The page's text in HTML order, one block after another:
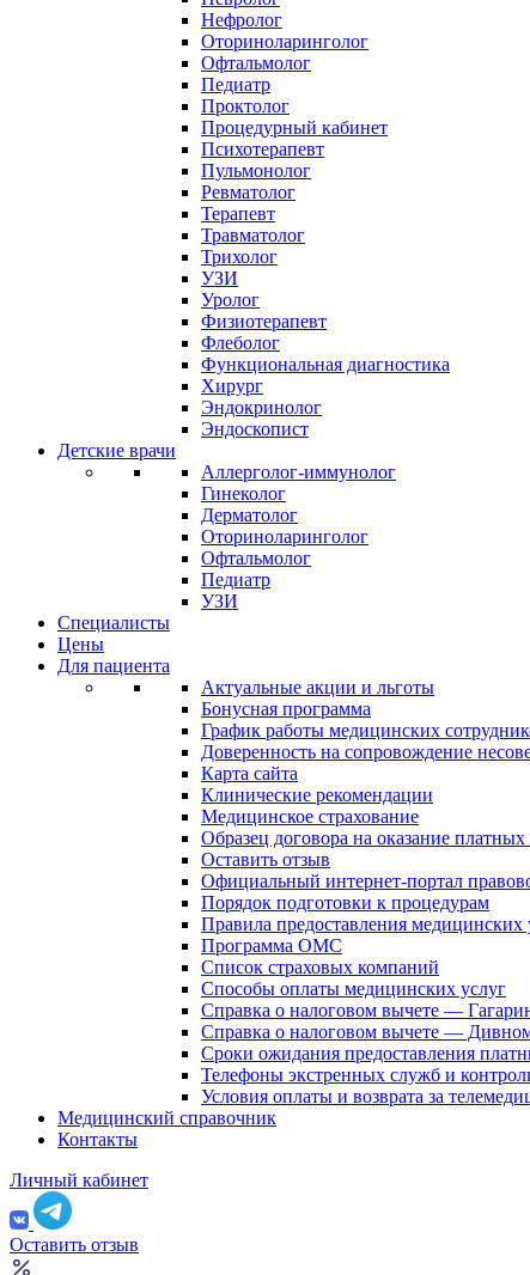
Нефролог
Оториноларинголог
Офтальмолог
Педиатр
Проктолог
Процедурный кабинет
Психотерапевт
Пульмонолог
Ревматолог
Терапевт
Травматолог
Трихолог
УЗИ
Уролог
Физиотерапевт
Флеболог
Функциональная диагностика
Хирург
Эндокринолог
Эндоскопист
Детские врачи
Аллерголог-иммунолог
Гинеколог
Дерматолог
Оториноларинголог
Офтальмолог
Педиатр
УЗИ
Специалисты
Цены
Для пациента
Актуальные акции и льготы
Бонусная программа
График работы медицинских
Доверенность на сопровождение
Карта сайта
Клинические рекомендации
Медицинское страхование
Образец договора на оказание
Оставить отзыв
Официальный интернет-портал
Порядок подготовки к процедурам
Правила предоставления
Программа ОМС
Список страховых компаний
Способы оплаты медицинских услуг
Справка о налоговом вычете —
Справка о налоговом вычете —
Сроки ожидания предоставления
Телефоны экстренных служб и
Условия оплаты и возврата за
Медицинский справочник
Контакты
Личный кабинет
Оставить отзыв